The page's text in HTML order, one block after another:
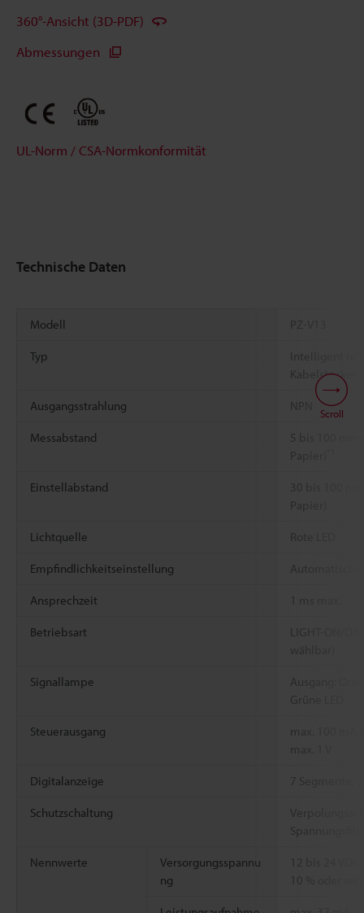
360°-Ansicht (3D-PDF)
Abmessungen
UL-Norm / CSA-Normkonformität
Technische Daten
Modell PZ-V13
Typ
Kabelstecker
Ausgangsstrahlung
Messabstand
5 bis 100
Papier)
Einstellabstand
30 bis 100
Papier)
Lichtquelle Rote LED
Empfindlichkeitseinstellung
Ansprechzeit
Betriebsart
wählbar)
Signallampe
Ausgang:
Grüne LED
Steuerausgang
max. 100 mA
max. 1 V
Digitalanzeige 7 Segmente,
Schutzschaltung
Nennwerte
Versorgungsspannu
ng
Scroll